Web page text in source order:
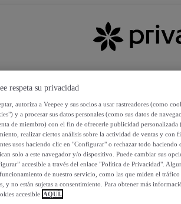
respeta su privacidad
autoriza a Veepee y sus socios a usar rastreadores (como
y a procesar sus datos personales (como sus datos de
de miembro) con el fin de ofrecerle publicidad
realizar ciertos análisis sobre la actividad de ventas y con
usos haciendo clic en "Configurar" o rechazar todo
solo a este navegador y/o dispositivo. Puede cambiar sus
accesible a través del enlace "Política de Privacidad".
de nuestro servicio, como las que miden el tráfico
y no están sujetas a consentimiento. Para obtener más
accesible AQUÍ.